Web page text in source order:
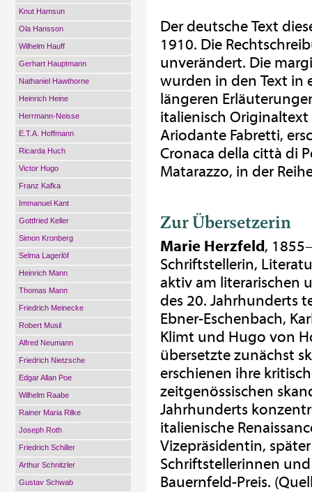
Knut Hamsun
Ola Hansson
Wilhelm Hauff
Gerhart Hauptmann
Nathaniel Hawthorne
Heinrich Heine
Herrmann-Neisse
E.T.A. Hoffmann
Ricarda Huch
Victor Hugo
Franz Kafka
Immanuel Kant
Gottfried Keller
Simon Kronberg
Selma Lagerlöf
Heinrich Mann
Thomas Mann
Friedrich Meinecke
Robert Musil
Alfred Neumann
Friedrich Nietzsche
Edgar Allan Poe
Wilhelm Raabe
Rainer Maria Rilke
Joseph Roth
Friedrich Schiller
Arthur Schnitzler
Gustav Schwab
Der deutsche Text
1910. Die
unverändert. Die
wurden in den Text in
längeren
italienisch
Ariodante Fabretti,
Cronaca della città di
Matarazzo, in der
Zur Übersetzerin
Marie Herzfeld,
Schriftstellerin,
aktiv am literarischen
des 20. Jahrhunderts
Ebner-Eschenbach,
Klimt und Hugo von
übersetzte zunächst
erschienen ihre
zeitgenössischen
Jahrhunderts
italienische
Vizepräsidentin,
Schriftstellerinnen
Bauernfeld-Preis.